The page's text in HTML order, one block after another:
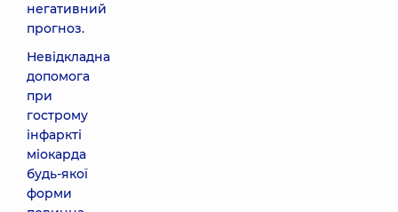
негативний
прогноз.
Невідкладна
допомога
при
гострому
інфаркті
міокарда
будь-якої
форми